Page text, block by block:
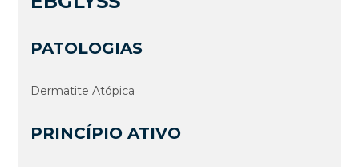
PATOLOGIAS
Dermatite Atópica
PRINCÍPIO ATIVO